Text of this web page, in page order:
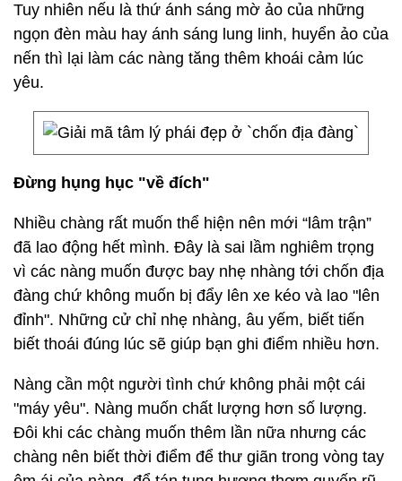
Tuy nhiên nếu là thứ ánh sáng mờ ảo của những
ngọn đèn màu hay ánh sáng lung linh, huyển ảo của
nến thì lại làm các nàng tăng thêm khoái cảm lúc
yêu.
Đừng hụng hục "về đích"
Nhiều chàng rất muốn thể hiện nên mới “lâm trận”
đã lao động hết mình. Đây là sai lầm nghiêm trọng
vì các nàng muốn được bay nhẹ nhàng tới chốn địa
đàng chứ không muốn bị đẩy lên xe kéo và lao "lên
đỉnh". Những cử chỉ nhẹ nhàng, âu yếm, biết tiến
biết thoái đúng lúc sẽ giúp bạn ghi điểm nhiều hơn.
Nàng cần một người tình chứ không phải một cái
"máy yêu". Nàng muốn chất lượng hơn số lượng.
Đôi khi các chàng muốn thêm lần nữa nhưng các
chàng nên biết thời điểm để thư giãn trong vòng tay